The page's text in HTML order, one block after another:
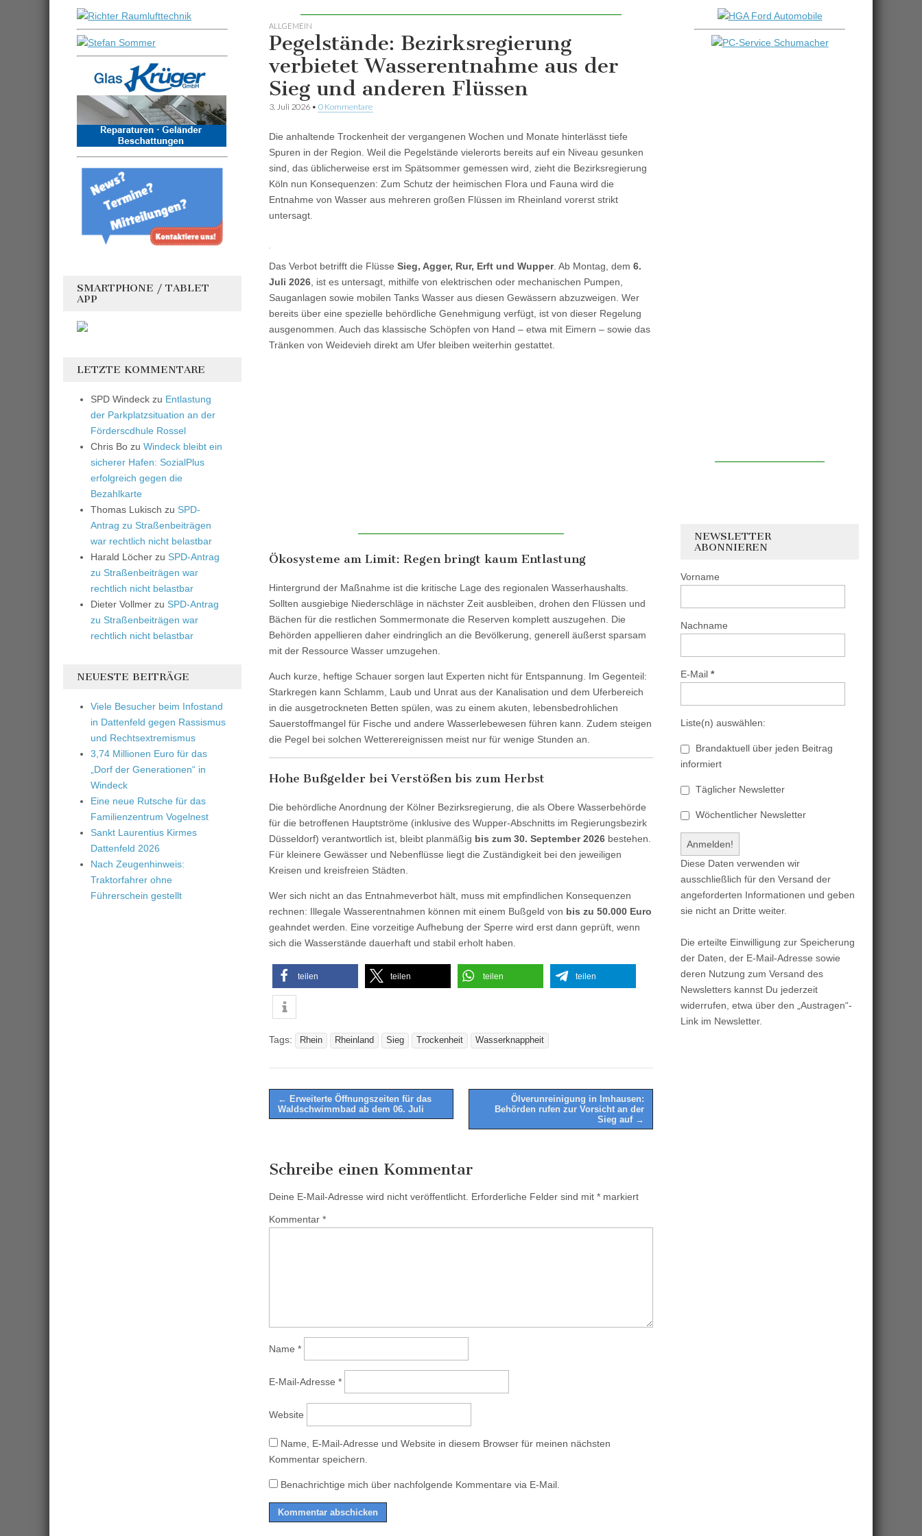
ALLGEMEIN
Pegelstände: Bezirksregierung
verbietet Wasserentnahme aus der
Sieg und anderen Flüssen
3. Juli 2026 • 0 Kommentare
Die anhaltende Trockenheit der vergangenen Wochen und Monate hinterlässt tiefe
Spuren in der Region. Weil die Pegelstände vielerorts bereits auf ein Niveau gesunken
sind, das üblicherweise erst im Spätsommer gemessen wird, zieht die Bezirksregierung
Köln nun Konsequenzen: Zum Schutz der heimischen Flora und Fauna wird die
Entnahme von Wasser aus mehreren großen Flüssen im Rheinland vorerst strikt
untersagt.
Das Verbot betrifft die Flüsse Sieg, Agger, Rur, Erft und Wupper. Ab Montag, dem 6.
Juli 2026 , ist es untersagt, mithilfe von elektrischen oder mechanischen Pumpen,
Sauganlagen sowie mobilen Tanks Wasser aus diesen Gewässern abzuzweigen. Wer
bereits über eine spezielle behördliche Genehmigung verfügt, ist von dieser Regelung
ausgenommen. Auch das klassische Schöpfen von Hand – etwa mit Eimern – sowie das
Tränken von Weidevieh direkt am Ufer bleiben weiterhin gestattet.
Ökosysteme am Limit: Regen bringt kaum Entlastung
Hintergrund der Maßnahme ist die kritische Lage des regionalen Wasserhaushalts.
Sollten ausgiebige Niederschläge in nächster Zeit ausbleiben, drohen den Flüssen und
Bächen für die restlichen Sommermonate die Reserven komplett auszugehen. Die
Behörden appellieren daher eindringlich an die Bevölkerung, generell äußerst sparsam
mit der Ressource Wasser umzugehen.
Auch kurze, heftige Schauer sorgen laut Experten nicht für Entspannung. Im Gegenteil:
Starkregen kann Schlamm, Laub und Unrat aus der Kanalisation und dem Uferbereich
in die ausgetrockneten Betten spülen, was zu einem akuten, lebensbedrohlichen
Sauerstoffmangel für Fische und andere Wasserlebewesen führen kann. Zudem steigen
die Pegel bei solchen Wetterereignissen meist nur für wenige Stunden an.
Hohe Bußgelder bei Verstößen bis zum Herbst
Die behördliche Anordnung der Kölner Bezirksregierung, die als Obere Wasserbehörde
für die betroffenen Hauptströme (inklusive des Wupper-Abschnitts im Regierungsbezirk
Düsseldorf) verantwortlich ist, bleibt planmäßig bis zum 30. September 2026 bestehen.
Für kleinere Gewässer und Nebenflüsse liegt die Zuständigkeit bei den jeweiligen
Kreisen und kreisfreien Städten.
Wer sich nicht an das Entnahmeverbot hält, muss mit empfindlichen Konsequenzen
rechnen: Illegale Wasserentnahmen können mit einem Bußgeld von bis zu 50.000 Euro
geahndet werden. Eine vorzeitige Aufhebung der Sperre wird erst dann geprüft, wenn
sich die Wasserstände dauerhaft und stabil erholt haben.
teilen teilen teilen teilen
Tags: Rhein Rheinland Sieg Trockenheit Wasserknappheit
Post
navigation
← Erweiterte Öffnungszeiten für das
Waldschwimmbad ab dem 06. Juli
Ölverunreinigung in Imhausen:
Behörden rufen zur Vorsicht an der
Sieg auf →
Schreibe einen Kommentar
Deine E-Mail-Adresse wird nicht veröffentlicht. Erforderliche Felder sind mit * markiert
Kommentar *
Name *
E-Mail-Adresse *
Website
Name, E-Mail-Adresse und Website in diesem Browser für meinen nächsten
Kommentar speichern.
Benachrichtige mich über nachfolgende Kommentare via E-Mail.
SMARTPHONE / TABLET
APP
LETZTE KOMMENTARE
SPD Windeck zu Entlastung
der Parkplatzsituation an der
Förderscdhule Rossel
Chris Bo zu Windeck bleibt ein
sicherer Hafen: SozialPlus
erfolgreich gegen die
Bezahlkarte
Thomas Lukisch zu SPD-
Antrag zu Straßenbeiträgen
war rechtlich nicht belastbar
Harald Löcher zu SPD-Antrag
zu Straßenbeiträgen war
rechtlich nicht belastbar
Dieter Vollmer zu SPD-Antrag
zu Straßenbeiträgen war
rechtlich nicht belastbar
NEUESTE BEITRÄGE
Viele Besucher beim Infostand
in Dattenfeld gegen Rassismus
und Rechtsextremismus
3,74 Millionen Euro für das
„Dorf der Generationen“ in
Windeck
Eine neue Rutsche für das
Familienzentrum Vogelnest
Sankt Laurentius Kirmes
Dattenfeld 2026
Nach Zeugenhinweis:
Traktorfahrer ohne
Führerschein gestellt
NEWSLETTER
ABONNIEREN
Vorname
Nachname
E-Mail *
Liste(n) auswählen:
Brandaktuell über jeden Beitrag
informiert
Täglicher Newsletter
Wöchentlicher Newsletter
Diese Daten verwenden wir
ausschließlich für den Versand der
angeforderten Informationen und geben
sie nicht an Dritte weiter.
Die erteilte Einwilligung zur Speicherung
der Daten, der E-Mail-Adresse sowie
deren Nutzung zum Versand des
Newsletters kannst Du jederzeit
widerrufen, etwa über den „Austragen“-
Link im Newsletter.